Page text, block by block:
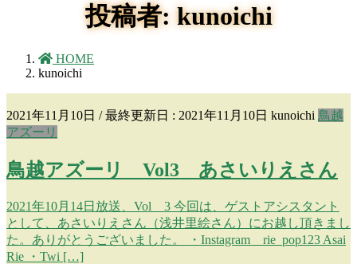
投稿者: kunoichi
HOME
kunoichi
2021年11月10日 / 最終更新日 : 2021年11月10日 kunoichi 鳥越
アズーリ
鳥越アズーリ Vol3 あさいりえさん
2021年10月14日放送、Vol 3 今回は、ゲストアシスタント
として、あさいりえさん（浅井里絵さん）にお越し頂きまし
た。ありがとうございました。 ・Instagram rie_pop123 Asai
Rie ・Twi […]